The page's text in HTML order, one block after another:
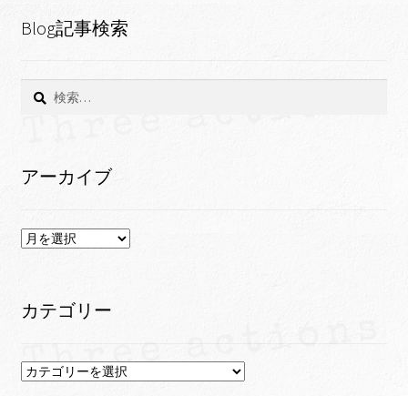
Blog記事検索
アーカイブ
ア
ブ
カテゴリー
カ